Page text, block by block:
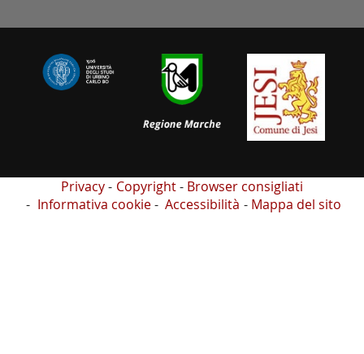
Privacy Copyright
Browser consigliati
Informativa cookie
Accessibilità Mappa del sito